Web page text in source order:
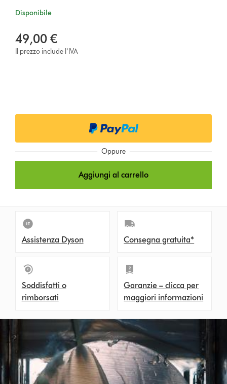
Disponibile
49,00 €
Il prezzo include l’IVA
Oppure
Aggiungi al carrello
Assistenza Dyson Consegna gratuita*
Soddisfatti o
rimborsati
Garanzie – clicca per
maggiori informazioni